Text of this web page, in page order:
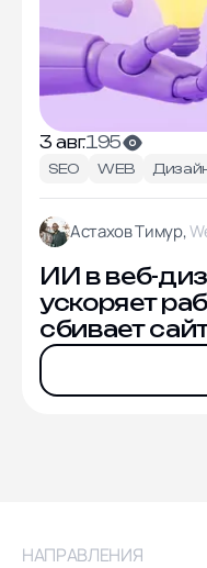
3 авг.195
SEO WEB
Астахов Тимур,
ИИ в веб-
ускоряет
сбивает
НАПРАВЛЕНИЯ